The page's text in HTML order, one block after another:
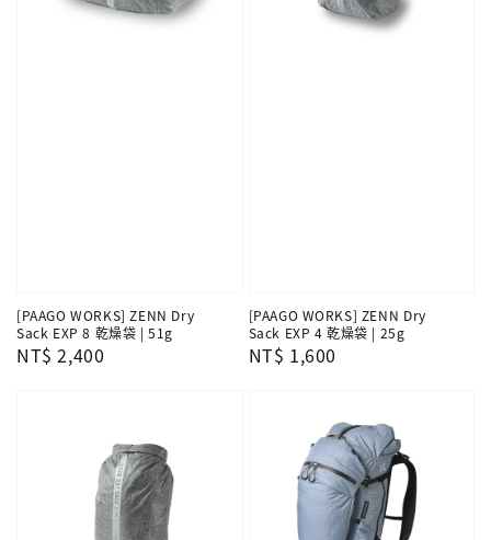
[PAAGO WORKS] ZENN Dry
Sack EXP 8 乾燥袋 | 51g
Regular
NT$ 2,400
[PAAGO WORKS] ZENN Dry
Sack EXP 4 乾燥袋 | 25g
Regular
NT$ 1,600